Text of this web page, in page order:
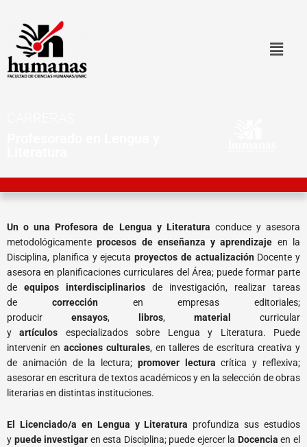
contenido
Un o una Profesora de Lengua y Literatura conduce y asesora
metodológicamenteprocesos de enseñanza y aprendizaje en la
Disciplina, planifica y ejecuta proyectos de actualizaciónDocente y
asesora en planificaciones curriculares del Área; puede formar parte
de equipos interdisciplinarios de investigación, realizar tareas
de corrección en empresas editoriales;
producir ensayos, libros, material
curricular
yartículos especializados sobre Lengua y Literatura. Puede
intervenir en acciones culturales, en talleres de escritura creativa y
de animación de la lectura; promover lectura crítica y reflexiva;
asesorar en escritura de textos académicos y en la selección de obras
literarias en distintas instituciones.
El Licenciado/a en Lengua y Literatura profundiza sus estudios
y puede investigar en esta Disciplina; puede ejercer la Docenciaen el